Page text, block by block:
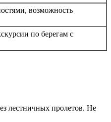
возможность
по берегам с
лестничных пролетов. Не